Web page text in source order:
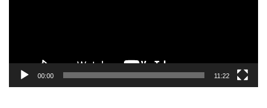
00:00 11:22